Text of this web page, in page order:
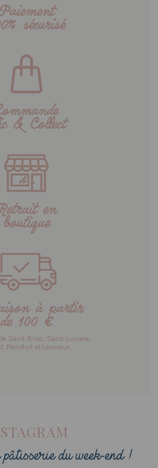
Paiement
sécurisé
& Collect
en
boutique
à partir
de 100 €
Saint-Briac, Saint-Lunaire,
Pleurtuit et Lancieux.
du week-end !